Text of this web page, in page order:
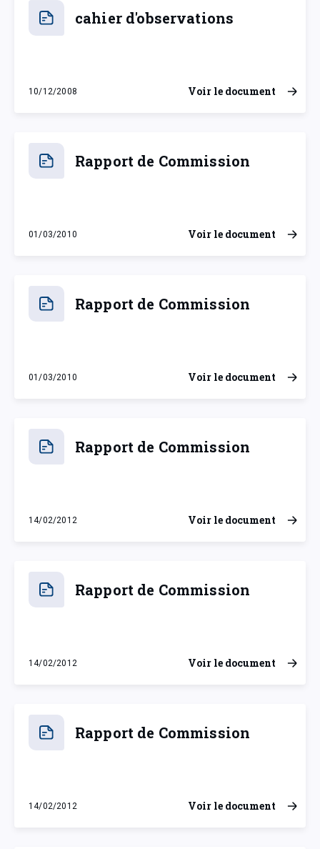
cahier d'observations
10/12/2008
mercredi 10 décembre 2008
Voir le document
Rapport de Commission
01/03/2010
lundi 1 mars 2010
Voir le document
Rapport de Commission
01/03/2010
lundi 1 mars 2010
Voir le document
Rapport de Commission
14/02/2012
mardi 14 février 2012
Voir le document
Rapport de Commission
14/02/2012
mardi 14 février 2012
Voir le document
Rapport de Commission
14/02/2012
mardi 14 février 2012
Voir le document